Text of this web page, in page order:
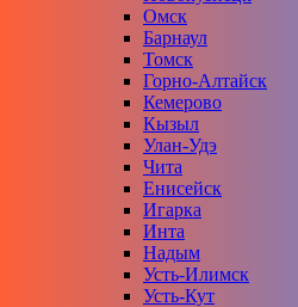
Омск
Барнаул
Томск
Горно-Алтайск
Кемерово
Кызыл
Улан-Удэ
Чита
Енисейск
Игарка
Инта
Надым
Усть-Илимск
Усть-Кут